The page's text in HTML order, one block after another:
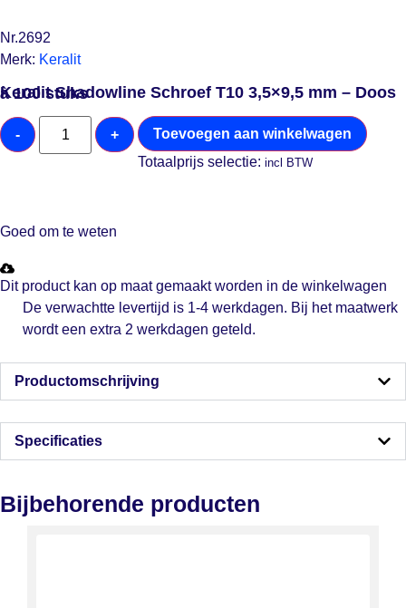
Nr.2692
Merk: Keralit
Keralit Shadowline Schroef T10 3,5×9,5 mm – Doos à 100 stuks
- +
Toevoegen aan winkelwagen
Totaalprijs selectie:incl BTW
Goed om te weten
Dit product kan op maat gemaakt worden in de winkelwagen
De verwachtte levertijd is 1-4 werkdagen. Bij het maatwerk
wordt een extra 2 werkdagen geteld.
Productomschrijving
Specificaties
Bijbehorende producten